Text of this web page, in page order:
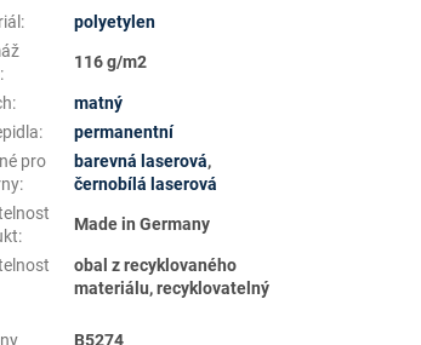
:
polyetylen
:
116 g/m2
:
matný
:
permanentní
pro
:
barevná laserová,
černobílá laserová
:
Made in Germany
obal z recyklovaného
materiálu, recyklovatelný
B5274